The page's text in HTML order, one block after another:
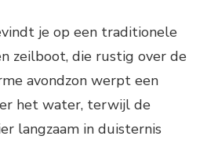
je op een traditionele
zeilboot, die rustig over de
avondzon werpt een
het water, terwijl de
langzaam in duisternis